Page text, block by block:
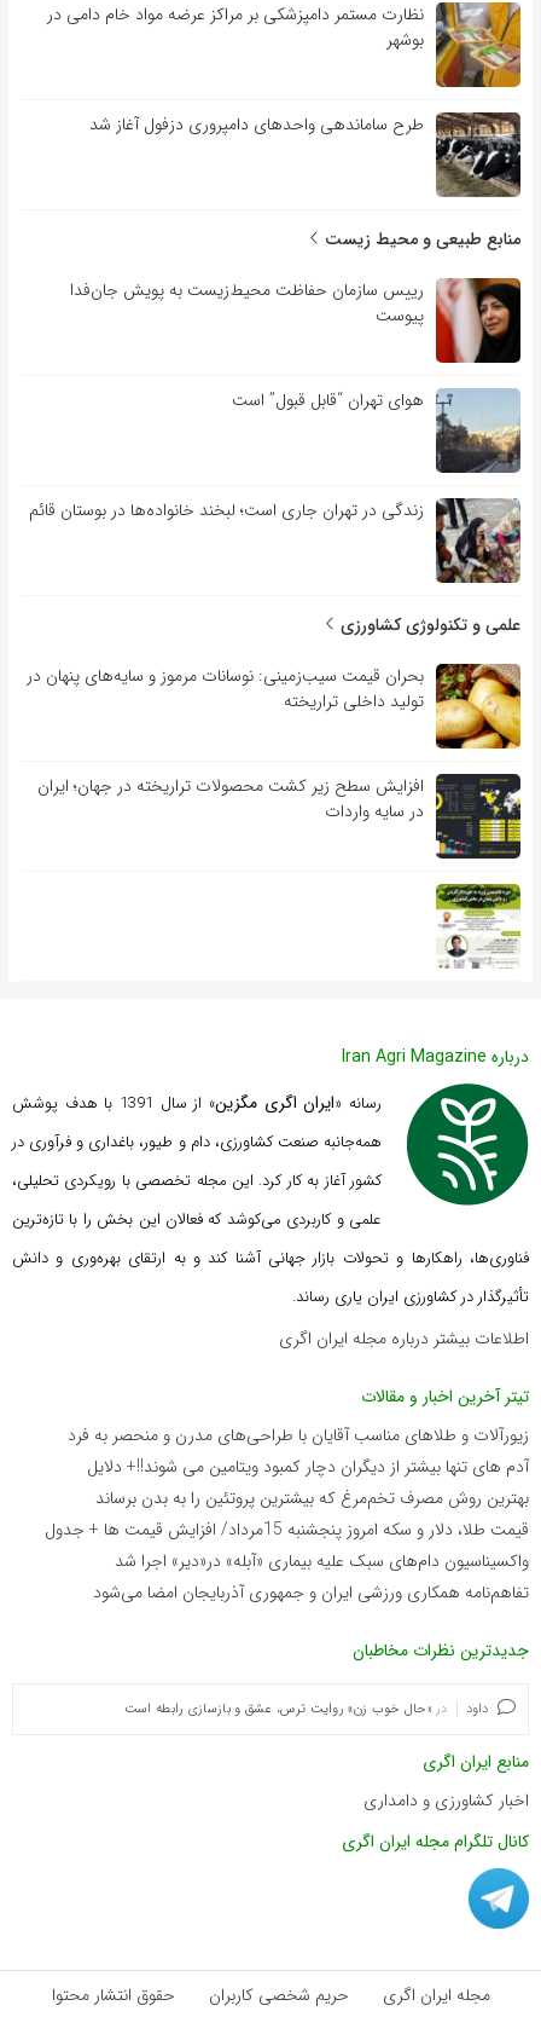
نظارت مستمر دامپزشکی بر مراکز عرضه مواد خام دامی در
بوشهر
طرح ساماندهی واحدهای دامپروری دزفول آغاز شد
منابع طبیعی و محیط زیست
رییس سازمان حفاظت محیط‌زیست به پویش جان‌فدا
پیوست
هوای تهران “قابل قبول” است
زندگی در تهران جاری است؛ لبخند خانواده‌ها در بوستان قائم
علمی و تکنولوژی کشاورزی
بحران قیمت سیب‌زمینی: نوسانات مرموز و سایه‌های پنهان در
تولید داخلی تراریخته
افزایش سطح زیر کشت محصولات تراریخته در جهان؛ ایران
در سایه واردات
درباره Iran Agri Magazine
رسانه «ایران اگری مگزین
» از سال 1391 با هدف پوشش
همه‌جانبه صنعت کشاورزی، دام و طیور، باغداری و فرآوری در
کشور آغاز به کار کرد. این مجله تخصصی با رویکردی تحلیلی،
علمی و کاربردی می‌کوشد که فعالان این بخش را با تازه‌ترین
فناوری‌ها، راهکارها و تحولات بازار جهانی آشنا کند و به ارتقای بهره‌وری و دانش
تأثیرگذار در کشاورزی ایران یاری رساند.
اطلاعات بیشتر درباره مجله ایران اگری
تیتر آخرین اخبار و مقالات
زیورآلات و طلاهای مناسب آقایان با طراحی‌های مدرن و منحصر به فرد
آدم های تنها بیشتر از دیگران دچار کمبود ویتامین می شوند!!+ دلایل
بهترین روش مصرف تخم‌مرغ که بیشترین پروتئین را به بدن برساند
قیمت طلا، دلار و سکه امروز پنجشنبه 15مرداد/ افزایش قیمت ها + جدول
واکسیناسیون دام‌های سبک علیه بیماری «آبله» در«دیر» اجرا شد
تفاهم‌نامه همکاری ورزشی ایران و جمهوری آذربایجان امضا می‌شود
جدیدترین نظرات مخاطبان
داود در «حال خوب زن» روایت ترس، عشق و بازسازی رابطه است
منابع ایران اگری
اخبار کشاورزی و دامداری
کانال تلگرام مجله ایران اگری
مجله ایران اگری حریم شخصی کاربران حقوق انتشار محتوا